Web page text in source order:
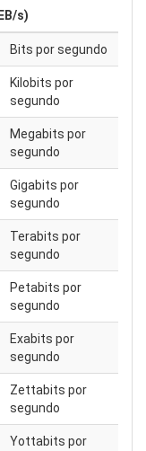
s)
Bits por segundo
Kilobits por
segundo
Megabits por
segundo
Gigabits por
segundo
Terabits por
segundo
Petabits por
segundo
Exabits por
segundo
Zettabits por
segundo
Yottabits por